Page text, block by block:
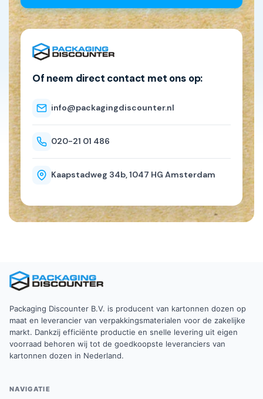
Of neem direct contact met ons op:
info@packagingdiscounter.nl
020-21 01 486
Kaapstadweg 34b, 1047 HG Amsterdam
Packaging Discounter B.V. is producent van kartonnen dozen op
maat en leverancier van verpakkingsmaterialen voor de zakelijke
markt. Dankzij efficiënte productie en snelle levering uit eigen
voorraad behoren wij tot de goedkoopste leveranciers van
kartonnen dozen in Nederland.
NAVIGATIE